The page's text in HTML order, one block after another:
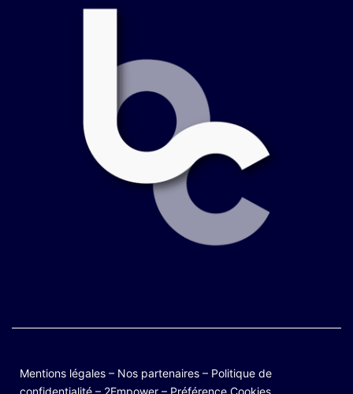
Mentions légales – Nos partenaires – Politique de
confidentialité – 2Empower – Préférence Cookies